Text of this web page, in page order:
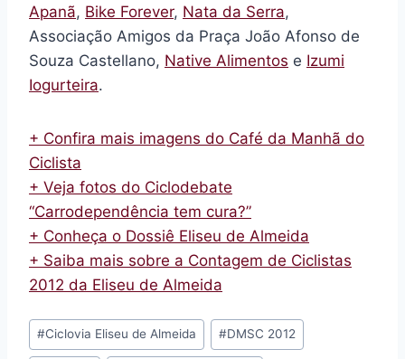
Apanã, Bike Forever, Nata da Serra,
Associação Amigos da Praça João Afonso de
Souza Castellano, Native Alimentos e Izumi
Iogurteira.
+ Confira mais imagens do Café da Manhã do
Ciclista
+ Veja fotos do Ciclodebate
“Carrodependência tem cura?”
+ Conheça o Dossiê Eliseu de Almeida
+ Saiba mais sobre a Contagem de Ciclistas
2012 da Eliseu de Almeida
Tags
do
#Ciclovia Eliseu de Almeida #DMSC 2012